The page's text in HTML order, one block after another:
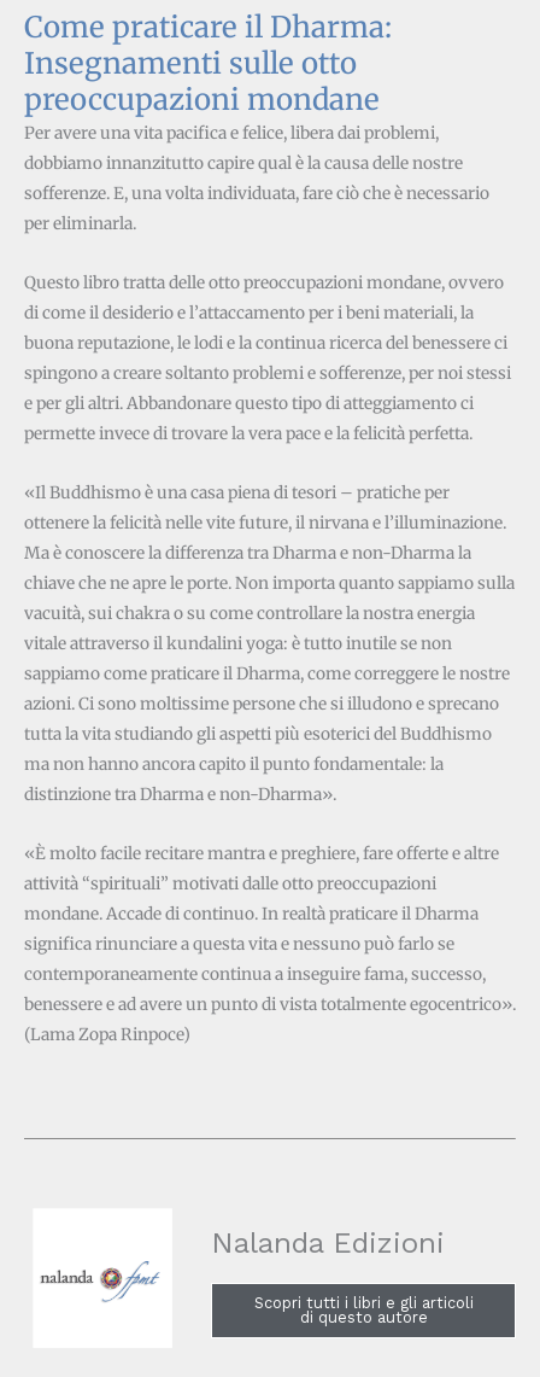
(cartaceo)
quantità
Come praticare il Dharma:
Insegnamenti sulle otto
preoccupazioni mondane
Per avere una vita pacifica e felice, libera dai problemi,
dobbiamo innanzitutto capire qual è la causa delle nostre
sofferenze. E, una volta individuata, fare ciò che è necessario
per eliminarla.
Questo libro tratta delle otto preoccupazioni mondane, ovvero
di come il desiderio e l’attaccamento per i beni materiali, la
buona reputazione, le lodi e la continua ricerca del benessere ci
spingono a creare soltanto problemi e sofferenze, per noi stessi
e per gli altri. Abbandonare questo tipo di atteggiamento ci
permette invece di trovare la vera pace e la felicità perfetta.
«Il Buddhismo è una casa piena di tesori – pratiche per
ottenere la felicità nelle vite future, il nirvana e l’illuminazione.
Ma è conoscere la differenza tra Dharma e non-Dharma la
chiave che ne apre le porte. Non importa quanto sappiamo sulla
vacuità, sui chakra o su come controllare la nostra energia
vitale attraverso il kundalini yoga: è tutto inutile se non
sappiamo come praticare il Dharma, come correggere le nostre
azioni. Ci sono moltissime persone che si illudono e sprecano
tutta la vita studiando gli aspetti più esoterici del Buddhismo
ma non hanno ancora capito il punto fondamentale: la
distinzione tra Dharma e non-Dharma».
«È molto facile recitare mantra e preghiere, fare offerte e altre
attività “spirituali” motivati dalle otto preoccupazioni
mondane. Accade di continuo. In realtà praticare il Dharma
significa rinunciare a questa vita e nessuno può farlo se
contemporaneamente continua a inseguire fama, successo,
benessere e ad avere un punto di vista totalmente egocentrico».
(Lama Zopa Rinpoce)
Nalanda Edizioni
Scopri tutti i libri e gli articoli
di questo autore